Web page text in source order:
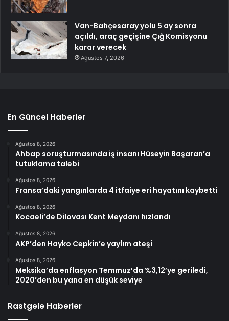
Van-Bahçesaray yolu 5 ay sonra
açıldı, araç geçişine Çığ Komisyonu
karar verecek
Ağustos 7, 2026
En Güncel Haberler
Ağustos 8, 2026
Ahbap soruşturmasında iş insanı Hüseyin Başaran’a
tutuklama talebi
Ağustos 8, 2026
Fransa’daki yangınlarda 4 itfaiye eri hayatını kaybetti
Ağustos 8, 2026
Kocaeli’de Dilovası Kent Meydanı hızlandı
Ağustos 8, 2026
AKP’den Hayko Cepkin’e yaylım ateşi
Ağustos 8, 2026
Meksika’da enflasyon Temmuz’da %3,12’ye geriledi,
2020’den bu yana en düşük seviye
Rastgele Haberler